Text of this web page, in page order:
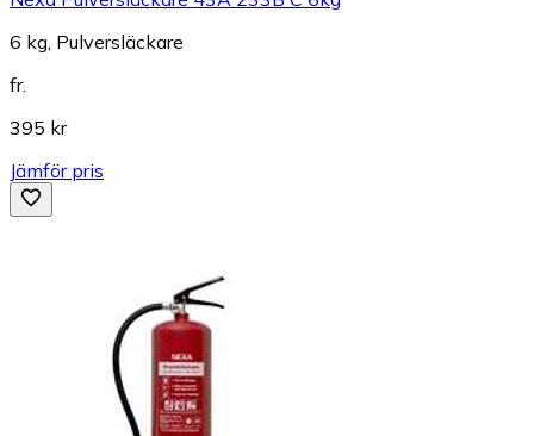
6 kg, Pulversläckare
fr.
395 kr
Jämför pris